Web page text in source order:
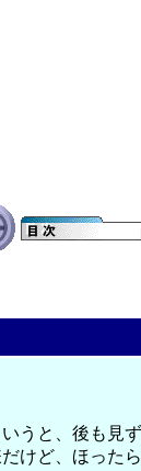
うと、後も見
けど、ほったら